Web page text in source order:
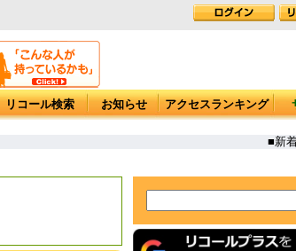
リコール検索 お知らせ アクセスランキング
■新着